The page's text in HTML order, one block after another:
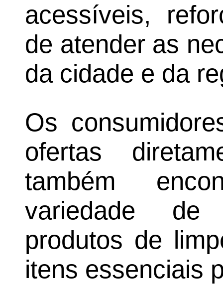
acessíveis,
de atender as
da cidade e da
Os
ofertas
também
variedade de
produtos de
itens essenciais